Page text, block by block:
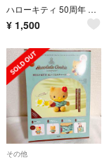
ハローキティ 50周年 アニバーサリーキルトポーチBOOK ピンク メイクポーチ
¥ 1,500
その他